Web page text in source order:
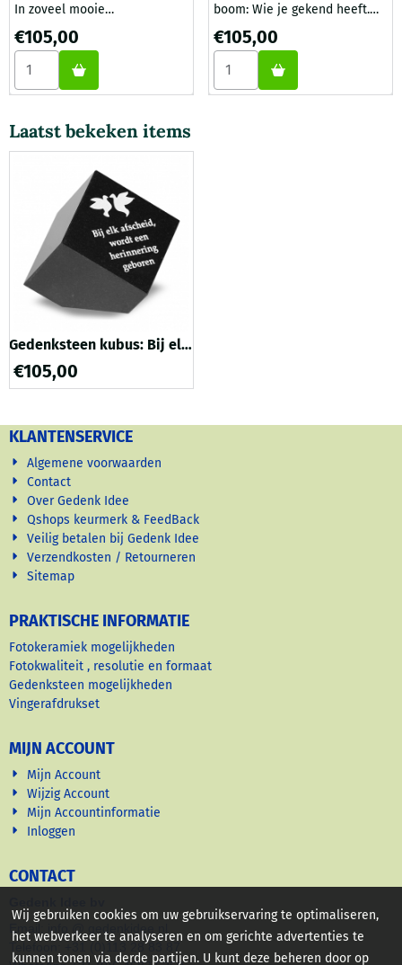
In zoveel mooie
herinneringen. Deze kubus
gedenksteen is leverbaar in
verschillende kleuren
natuursteen. Wij bieden u
in ons assortiment, een eigen
tekst is natuurlijk ook
gegraveerde letters en
tekening is mogelijk in Oker,
Wit en Zilver. Goud is ook een
optie, dit bla...
Prijs: 105,00
€105,00
Aantal kiezen voor Gedenksteen kubus: In zoveel mooie
boom: Wie je gekend heeft.
Deze kubus gedenksteen is
leverbaar in verschillende
kleuren natuursteen. Wij
bieden u graag een aantal
Prijs: 105,00
€105,00
Aantal kiezen voor
Laatst bekeken items
Gedenksteen kubus: Bij elk
afscheid, wordt een
herinnering geboren
€105,00
KLANTENSERVICE
Algemene voorwaarden
Contact
Over Gedenk Idee
Qshops keurmerk & FeedBack
Veilig betalen bij Gedenk Idee
Verzendkosten / Retourneren
Sitemap
PRAKTISCHE INFORMATIE
Fotokeramiek mogelijkheden
Fotokwaliteit , resolutie en formaat
Gedenksteen mogelijkheden
Vingerafdrukset
MIJN ACCOUNT
Mijn Account
Wijzig Account
Mijn Accountinformatie
Inloggen
CONTACT
Email: info @ gedenkidee nl
Telefoon: +31 (0)113 28 83 87
Wij gebruiken cookies om uw gebruikservaring te optimaliseren,
het webverkeer te analyseren en om gerichte advertenties te
kunnen tonen via derde partijen. U kunt deze beheren door op